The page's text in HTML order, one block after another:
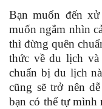
Bạn muốn đến
muốn ngắm nhìn
thì đừng quên
thức về du lịch
chuẩn bị du lịch
cũng sẽ trở nên
bạn có thể tự